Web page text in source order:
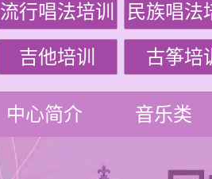
流行唱法培训 民族唱法
吉他培训 古筝培
中心简介 音乐类